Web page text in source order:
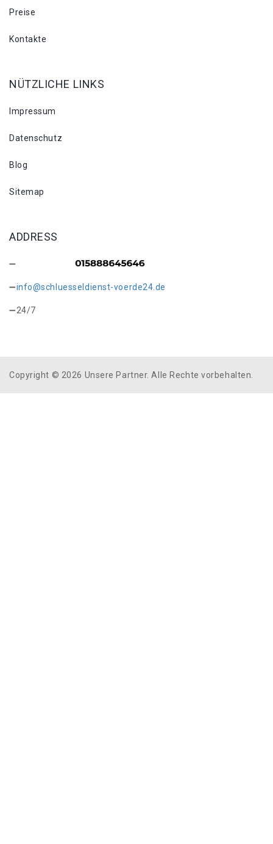
Preise
Kontakte
NÜTZLICHE LINKS
Impressum
Datenschutz
Blog
Sitemap
ADDRESS
info@schluesseldienst-voerde24.de
24/7
Copyright © 2026 Unsere Partner. Alle Rechte vorbehalten.